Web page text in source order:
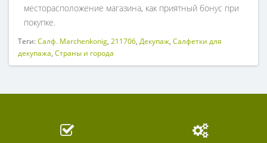
месторасположение магазина, как приятный бонус при
покупке.
Теги:Салф. Marchenkonig, 211706, Декупаж, Салфетки для
декупажа, Страны и города